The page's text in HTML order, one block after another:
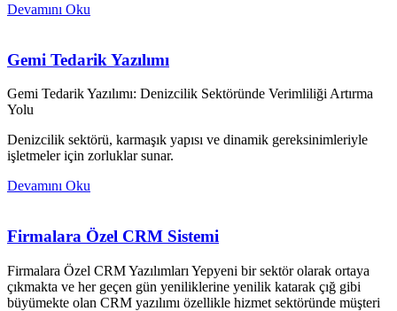
Devamını Oku
Gemi Tedarik Yazılımı
Gemi Tedarik Yazılımı: Denizcilik Sektöründe Verimliliği Artırma
Yolu
Denizcilik sektörü, karmaşık yapısı ve dinamik gereksinimleriyle
işletmeler için zorluklar sunar.
Devamını Oku
Firmalara Özel CRM Sistemi
Firmalara Özel CRM Yazılımları Yepyeni bir sektör olarak ortaya
çıkmakta ve her geçen gün yeniliklerine yenilik katarak çığ gibi
büyümekte olan CRM yazılımı özellikle hizmet sektöründe müşteri